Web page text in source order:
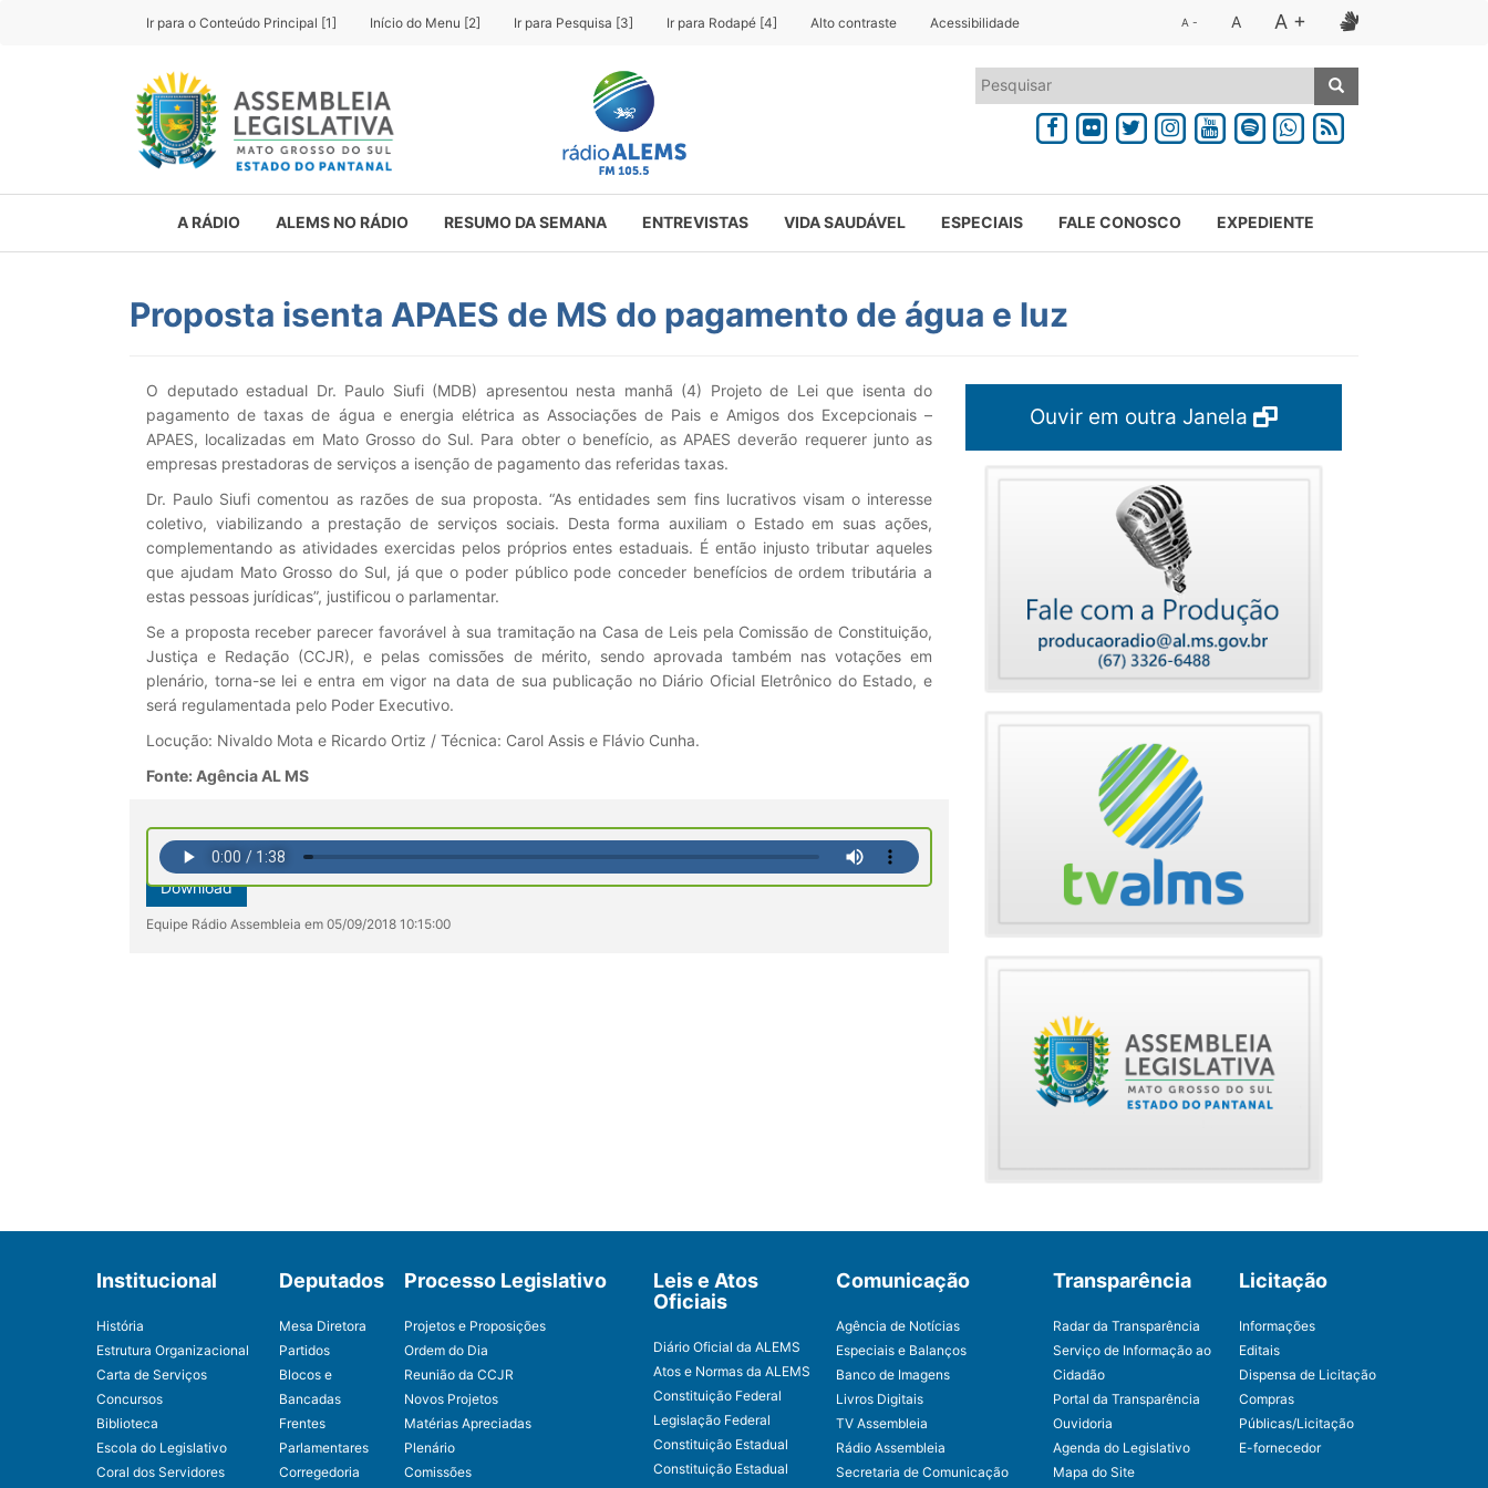
Ir para o Conteúdo Principal [1] Início do Menu [2] Ir para Pesquisa [3] Ir para Rodapé [4] Alto contraste Acessibilidade A - A A +
A RÁDIO ALEMS NO RÁDIO RESUMO DA SEMANA ENTREVISTAS VIDA SAUDÁVEL ESPECIAIS FALE CONOSCO EXPEDIENTE
Proposta isenta APAES de MS do pagamento de água e luz
O deputado estadual Dr. Paulo Siufi (MDB) apresentou nesta manhã (4) Projeto de Lei que isenta do
pagamento de taxas de água e energia elétrica as Associações de Pais e Amigos dos Excepcionais –
APAES, localizadas em Mato Grosso do Sul. Para obter o benefício, as APAES deverão requerer junto as
empresas prestadoras de serviços a isenção de pagamento das referidas taxas.
Dr. Paulo Siufi comentou as razões de sua proposta. “As entidades sem fins lucrativos visam o interesse
coletivo, viabilizando a prestação de serviços sociais. Desta forma auxiliam o Estado em suas ações,
complementando as atividades exercidas pelos próprios entes estaduais. É então injusto tributar aqueles
que ajudam Mato Grosso do Sul, já que o poder público pode conceder benefícios de ordem tributária a
estas pessoas jurídicas”, justificou o parlamentar.
Se a proposta receber parecer favorável à sua tramitação na Casa de Leis pela Comissão de Constituição,
Justiça e Redação (CCJR), e pelas comissões de mérito, sendo aprovada também nas votações em
plenário, torna-se lei e entra em vigor na data de sua publicação no Diário Oficial Eletrônico do Estado, e
será regulamentada pelo Poder Executivo.
Locução: Nivaldo Mota e Ricardo Ortiz / Técnica: Carol Assis e Flávio Cunha.
Fonte: Agência AL MS
Download
Equipe Rádio Assembleia em 05/09/2018 10:15:00
Ouvir em outra Janela
Institucional
História
Estrutura Organizacional
Carta de Serviços
Concursos
Biblioteca
Escola do Legislativo
Coral dos Servidores
Deputados
Mesa Diretora
Partidos
Blocos e
Bancadas
Frentes
Parlamentares
Corregedoria
Processo Legislativo
Projetos e Proposições
Ordem do Dia
Reunião da CCJR
Novos Projetos
Matérias Apreciadas
Plenário
Comissões
Leis e Atos
Oficiais
Diário Oficial da ALEMS
Atos e Normas da ALEMS
Constituição Federal
Legislação Federal
Constituição Estadual
Constituição Estadual
Comunicação
Agência de Notícias
Especiais e Balanços
Banco de Imagens
Livros Digitais
TV Assembleia
Rádio Assembleia
Secretaria de Comunicação
Transparência
Radar da Transparência
Serviço de Informação ao
Cidadão
Portal da Transparência
Ouvidoria
Agenda do Legislativo
Mapa do Site
Licitação
Informações
Editais
Dispensa de Licitação
Compras
Públicas/Licitação
E-fornecedor